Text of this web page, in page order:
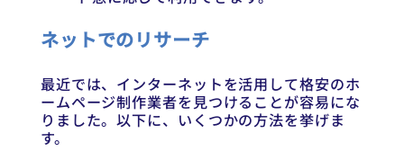
ネットでのリサーチ
最近では、インターネットを活用して格安のホ
ームページ制作業者を見つけることが容易にな
りました。以下に、いくつかの方法を挙げま
す。